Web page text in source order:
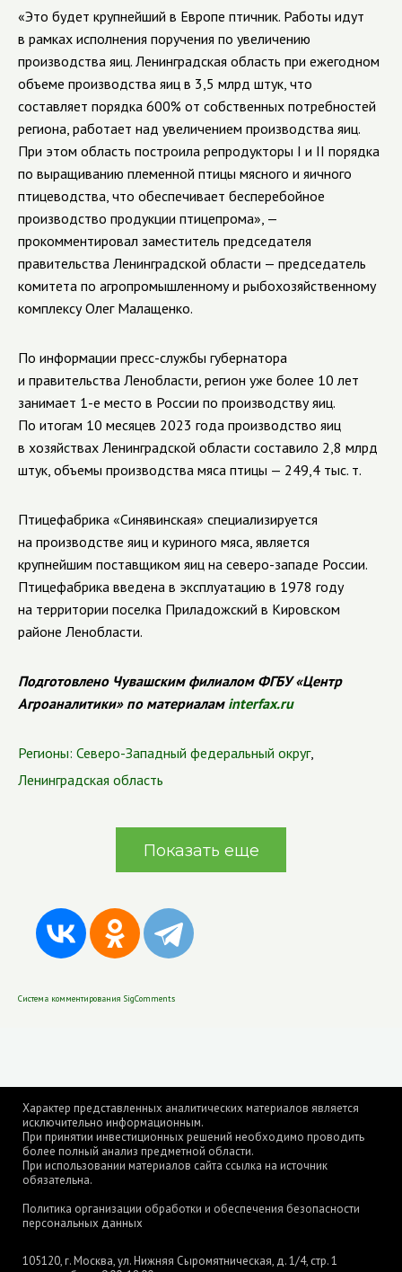
«Это будет крупнейший в Европе птичник. Работы идут
в рамках исполнения поручения по увеличению
производства яиц. Ленинградская область при ежегодном
объеме производства яиц в 3,5 млрд штук, что
составляет порядка 600% от собственных потребностей
региона, работает над увеличением производства яиц.
При этом область построила репродукторы I и II порядка
по выращиванию племенной птицы мясного и яичного
птицеводства, что обеспечивает бесперебойное
производство продукции птицепрома», —
прокомментировал заместитель председателя
правительства Ленинградской области — председатель
комитета по агропромышленному и рыбохозяйственному
комплексу Олег Малащенко.
По информации пресс-службы губернатора
и правительства Ленобласти, регион уже более 10 лет
занимает 1-е место в России по производству яиц.
По итогам 10 месяцев 2023 года производство яиц
в хозяйствах Ленинградской области составило 2,8 млрд
штук, объемы производства мяса птицы — 249,4 тыс. т.
Птицефабрика «Синявинская» специализируется
на производстве яиц и куриного мяса, является
крупнейшим поставщиком яиц на северо-западе России.
Птицефабрика введена в эксплуатацию в 1978 году
на территории поселка Приладожский в Кировском
районе Ленобласти.
Подготовлено Чувашским филиалом ФГБУ «Центр
Агроаналитики» по материалам interfax.ru
Регионы: Северо-Западный федеральный округ,
Ленинградская область
Показать еще
Система комментирования SigComments
Характер представленных аналитических материалов является
исключительно информационным.
При принятии инвестиционных решений необходимо проводить
более полный анализ предметной области.
При использовании материалов сайта ссылка на источник
обязательна.
Политика организации обработки и обеспечения безопасности
персональных данных
105120, г. Москва, ул. Нижняя Сыромятническая, д. 1/4, стр. 1